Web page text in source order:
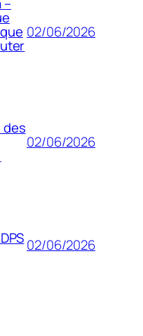
02/06/2026
des
02/06/2026
02/06/2026